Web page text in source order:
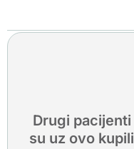
Drugi pacijenti
su uz ovo kupili